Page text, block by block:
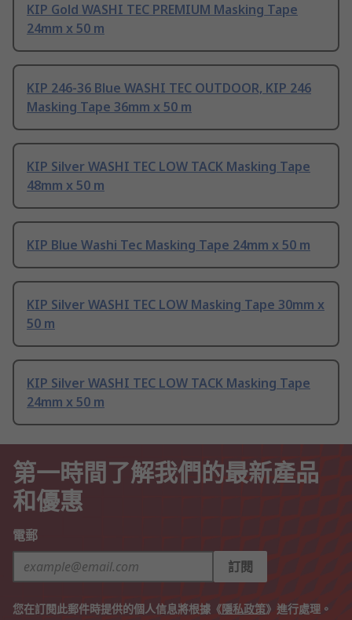
KIP Gold WASHI TEC PREMIUM Masking Tape
24mm x 50 m
KIP 246-36 Blue WASHI TEC OUTDOOR, KIP 246
Masking Tape 36mm x 50 m
KIP Silver WASHI TEC LOW TACK Masking Tape
48mm x 50 m
KIP Blue Washi Tec Masking Tape 24mm x 50 m
KIP Silver WASHI TEC LOW Masking Tape 30mm x
50 m
KIP Silver WASHI TEC LOW TACK Masking Tape
24mm x 50 m
第一時間了解我們的最新產品
和優惠
電郵
訂閱
您在訂閱此郵件時提供的個人信息將根據《隱私政策》進行處理。